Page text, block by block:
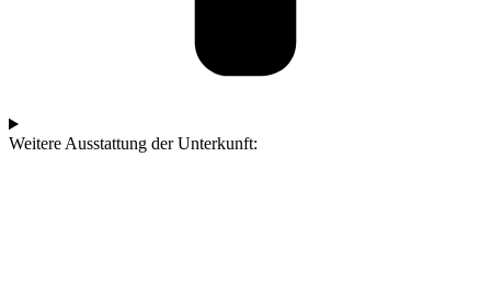
Weitere Ausstattung der Unterkunft: